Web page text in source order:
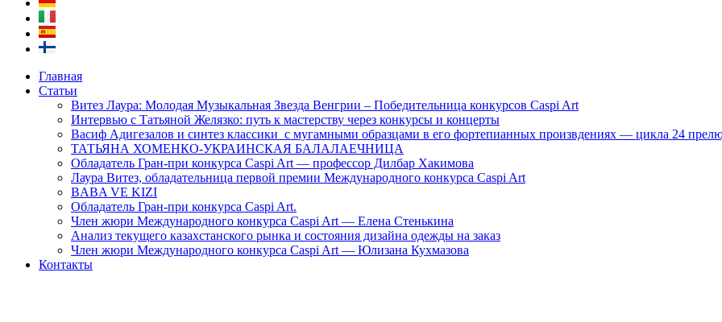
Главная
Статьи
Витез Лаура: Молодая Музыкальная Звезда Венгрии – Победительница конкурсов Caspi Art
Интервью с Татьяной Желязко: путь к мастерству через конкурсы и концерты
Васиф Адигезалов и синтез классики с мугамными образцами в его фортепианных произвдениях — цикла 24
ТАТЬЯНА ХОМЕНКО-УКРАИНСКАЯ БАЛАЛАЕЧНИЦА
Обладатель Гран-при конкурса Caspi Art — профессор Дилбар Хакимова
Лаура Витез, обладательница первой премии Международного конкурса Caspi Art
BABA VE KIZI
Обладатель Гран-при конкурса Caspi Art.
Член жюри Международного конкурса Caspi Art — Елена Стенькина
Анализ текущего казахстанского рынка и состояния дизайна одежды на заказ
Член жюри Международного конкурса Caspi Art — Юлизана Кухмазова
Контакты